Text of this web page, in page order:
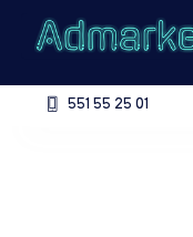
551 55 25 01